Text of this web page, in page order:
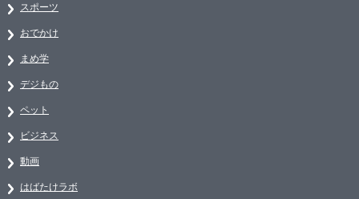
スポーツ
おでかけ
まめ学
デジもの
ペット
ビジネス
動画
はばたけラボ